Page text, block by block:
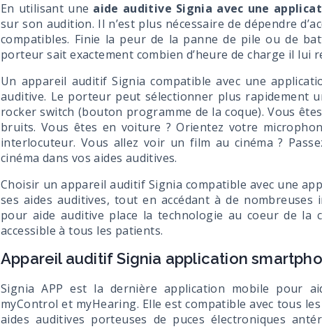
En utilisant une aide auditive Signia avec une
sur son audition. Il n’est plus nécessaire de dépendre
compatibles. Finie la peur de la panne de pile ou de
porteur sait exactement combien d’heure de charge il lui
Un appareil auditif Signia compatible avec une
auditive. Le porteur peut sélectionner plus
rocker switch (bouton programme de la coque). Vous
bruits. Vous êtes en voiture ? Orientez votre
interlocuteur. Vous allez voir un film au cinéma ?
cinéma dans vos aides auditives.
Choisir un appareil auditif Signia compatible avec une
ses aides auditives, tout en accédant à de nombreuses
pour aide auditive place la technologie au coeur de
accessible à tous les patients.
Appareil auditif Signia application
Signia APP est la dernière application mobile pour
myControl et myHearing. Elle est compatible avec tous
aides auditives porteuses de puces électroniques